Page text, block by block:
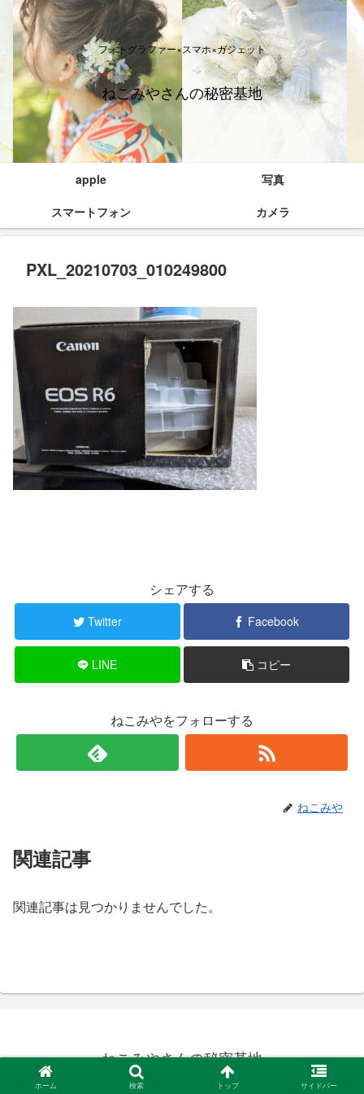
フォトグラファー×スマホ×ガジェット
ねこみやさんの秘密基地
apple
写真
スマートフォン
カメラ
PXL_20210703_010249800
シェアする
Twitter Facebook
LINE コピー
ねこみやをフォローする
ねこみや
関連記事
関連記事は見つかりませんでした。
ねこみやさんの秘密基地
© 2020 ねこみやさんの秘密基地.
ホーム 検索 トップ サイドバー